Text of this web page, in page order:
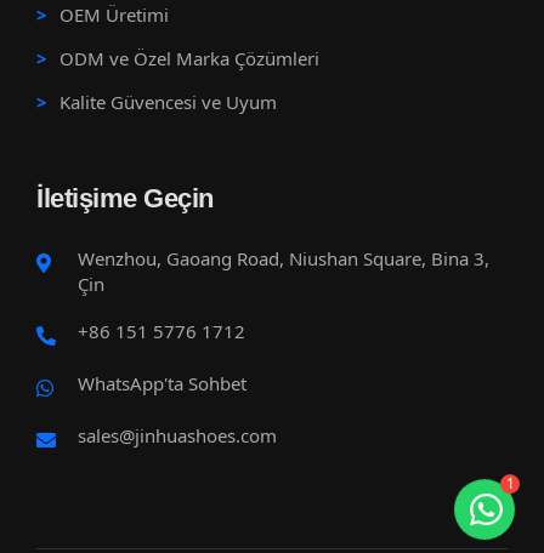
OEM Üretimi
ODM ve Özel Marka Çözümleri
Kalite Güvencesi ve Uyum
İletişime Geçin
Wenzhou, Gaoang Road, Niushan Square, Bina 3,
Çin
+86 151 5776 1712
WhatsApp'ta Sohbet
sales@jinhuashoes.com
1